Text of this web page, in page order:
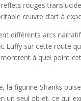
rouges
œuvre d’art à
différents arcs
sur cette route
à quel point
figurine Shanks
un seul objet, ce qui